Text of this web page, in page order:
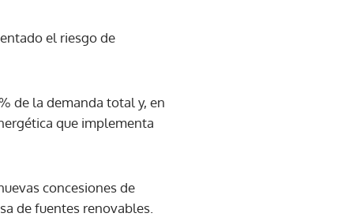
el riesgo de
de la demanda total y, en
que implementa
concesiones de
de fuentes renovables.